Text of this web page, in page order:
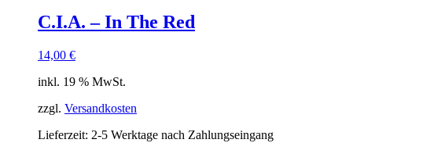
C.I.A. – In The Red
14,00 €
inkl. 19 % MwSt.
zzgl. Versandkosten
Lieferzeit: 2-5 Werktage nach Zahlungseingang